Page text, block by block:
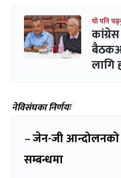
यो पनि
लागि
नेविसंघका निर्णयः
–जेन-जी आन्दोलनको
सम्बन्धमा